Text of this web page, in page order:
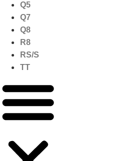
Q5
Q7
Q8
R8
RS/S
TT